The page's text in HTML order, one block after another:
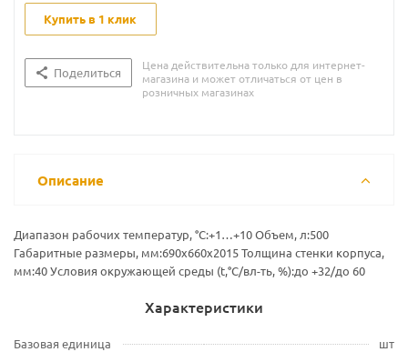
Купить в 1 клик
Поделиться
Цена действительна только для интернет-
магазина и может отличаться от цен в
розничных магазинах
Описание
Диапазон рабочих температур, °C:+1…+10 Объем, л:500
Габаритные размеры, мм:690х660х2015 Толщина стенки корпуса,
мм:40 Условия окружающей среды (t,°C/вл-ть, %):до +32/до 60
Характеристики
Базовая единица
шт